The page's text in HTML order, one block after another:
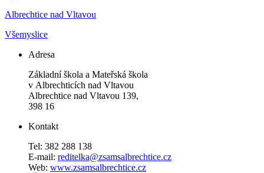
Albrechtice nad Vltavou
Všemyslice
Adresa
Základní škola a Mateřská škola
v Albrechticích nad Vltavou
Albrechtice nad Vltavou 139,
398 16
Kontakt
Tel: 382 288 138
E-mail: reditelka@zsamsalbrechtice.cz
Web: www.zsamsalbrechtice.cz